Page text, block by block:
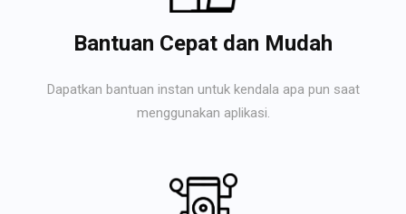
Bantuan Cepat dan Mudah
Dapatkan bantuan instan untuk kendala apa pun saat
menggunakan aplikasi.